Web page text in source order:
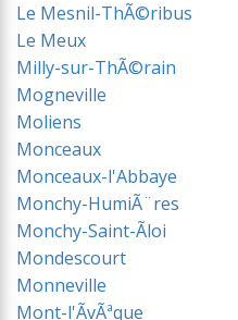
Le Mesnil-ThÃ©ribus
Le Meux
Milly-sur-ThÃ©rain
Mogneville
Moliens
Monceaux
Monceaux-l'Abbaye
Monchy-HumiÃ¨res
Monchy-Saint-Ãloi
Mondescourt
Monneville
Mont-l'ÃvÃªque